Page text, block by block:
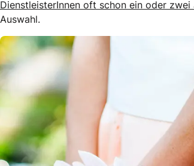
DienstleisterInnen oft schon ein oder
Auswahl.